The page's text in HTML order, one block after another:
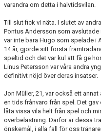
ÅRSKORT A-LAG 2026
varandra om detta i halvtidsvilan.
Till slut fick vi näta. I slutet av
Pontus Andersson som avslutade
var inte bara Hugo som spelade i
14 år, gjorde sitt första
speltid och det var kul att få ge
Linus Petersson var våra andra
definitivt nöjd över deras insatser.
Jon Müller, 21, var också ett
en tids frånvaro från spel. Det
låta vissa vila helt från spel och
överbelastning. Därför är dessa
önskemål, i alla fall för oss